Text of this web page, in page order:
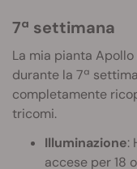
7ª settimana
La mia pianta
durante la 7ª
completamente
tricomi.
Illuminazione:
accese per 18